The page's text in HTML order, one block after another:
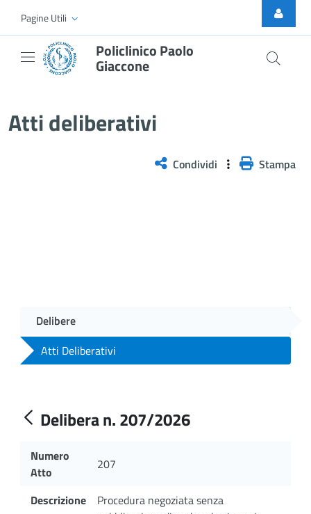
Skip to Main Content
Pagine Utili
Policlinico Paolo
Giaccone
Atti deliberativi
Condividi Stampa
Delibere
Atti Deliberativi
Delibera n. 207/2026
Numero
Atto
207
Descrizione
Procedura negoziata senza